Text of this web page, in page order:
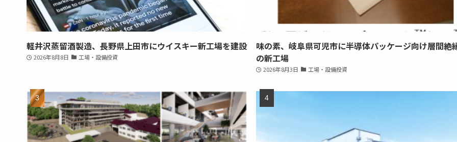
軽井沢蒸留酒製造、長野県上田市にウイスキー新工場を建設
2026年8月8日 工場・設備投資
味の素、岐阜県可児市に半導体パッケージ向け層間絶
の新工場
2026年8月3日 工場・設備投資